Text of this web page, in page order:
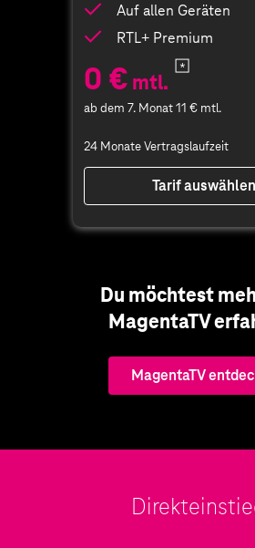
Auf allen Geräten
RTL+ Premium
0 € mtl.
ab dem 7. Monat 11 € mtl.
24 Monate Vertragslaufzeit
Tarif auswählen
Du möchtest
MagentaTV
MagentaTV